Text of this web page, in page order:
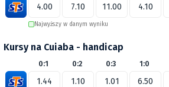
4.00 7.10 11.00 4.10
Najwyższy w danym wyniku
Kursy na Cuiaba - handicap
0:1 0:2 0:3 1:0
1.44 1.10 1.01 6.50